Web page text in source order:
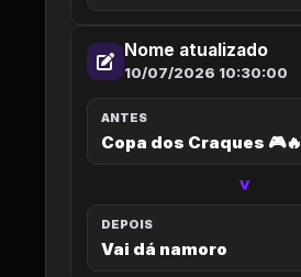
Nome atualizado
10/07/2026 10:30:00
ANTES
Copa dos Craques 🎮🔥
>
DEPOIS
Vai dá namoro